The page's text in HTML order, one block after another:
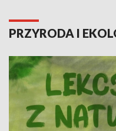
PRZYRODA I